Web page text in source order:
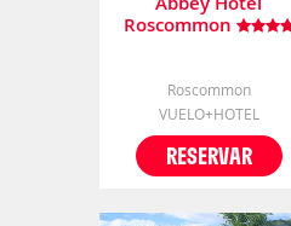
Roscommon
Roscommon
VUELO+HOTEL
RESERVAR